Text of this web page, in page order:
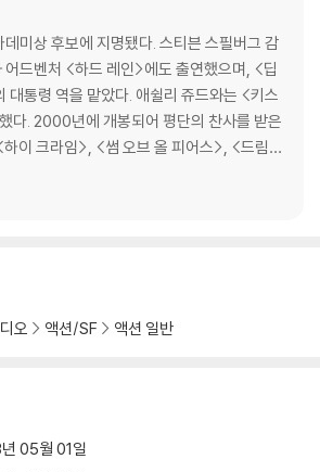
미상 후보에 지명됐다. 스티븐 스필버그 감
드벤처 <하드 레인>에도 출연했으며, <딥
대통령 역을 맡았다. 애쉴리 쥬드와는 <키스
다. 2000년에 개봉되어 평단의 찬사를 받은
이 크라임>, <썸 오브 올 피어스>, <드림캐
연했다. 1993년 모건 프리만은 대니 글로버
시킨 <보파>를 감독하기도 했다.[필모그래
오 액션/SF 액션 일반
05월 01일